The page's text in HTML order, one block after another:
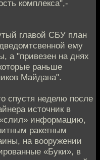
комплекса",-
главой СБУ план
ему
а "привезен на днях
раньше
Майдана".
спустя неделю после
источник в
информацию,
ракетным
на вооружении
«Буки», в